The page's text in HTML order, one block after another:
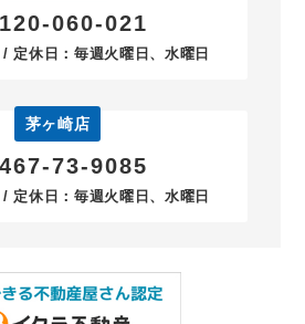
060-021
定休日：毎週火曜日、水曜日
茅ヶ崎店
73-9085
定休日：毎週火曜日、水曜日